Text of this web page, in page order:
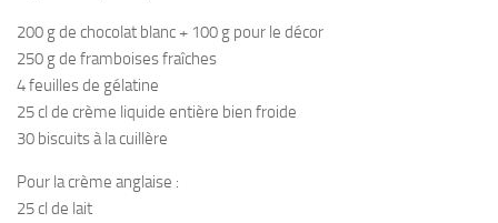
200 g de chocolat blanc + 100 g pour le décor
250 g de framboises fraîches
4 feuilles de gélatine
25 cl de crème liquide entière bien froide
30 biscuits à la cuillère
Pour la crème anglaise :
25 cl de lait